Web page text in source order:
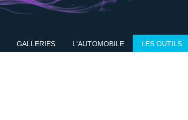
GALLERIES L'AUTOMOBILE LES OUTILS